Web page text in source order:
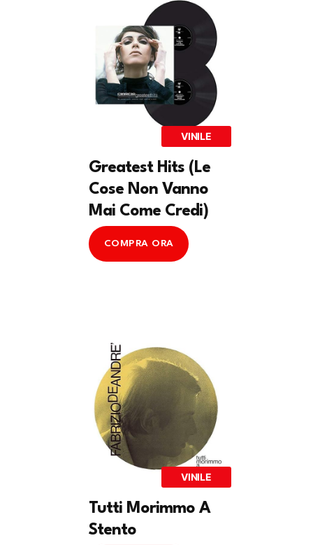
VINILE
Greatest Hits (Le
Cose Non Vanno
Mai Come Credi)
COMPRA ORA
VINILE
Tutti Morimmo A
Stento